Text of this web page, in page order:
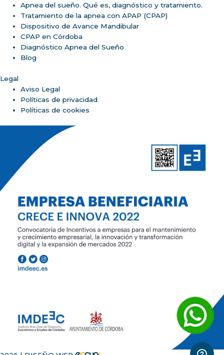
Apnea del sueño. Qué es, diagnóstico y tratamiento.
Tratamiento de la apnea con APAP (CPAP)
Dispositivo de Avance Mandibular
CPAP en Córdoba
Diagnóstico Apnea del Sueño
Blog
Legal
Aviso Legal
Políticas de privacidad
Políticas de cookies